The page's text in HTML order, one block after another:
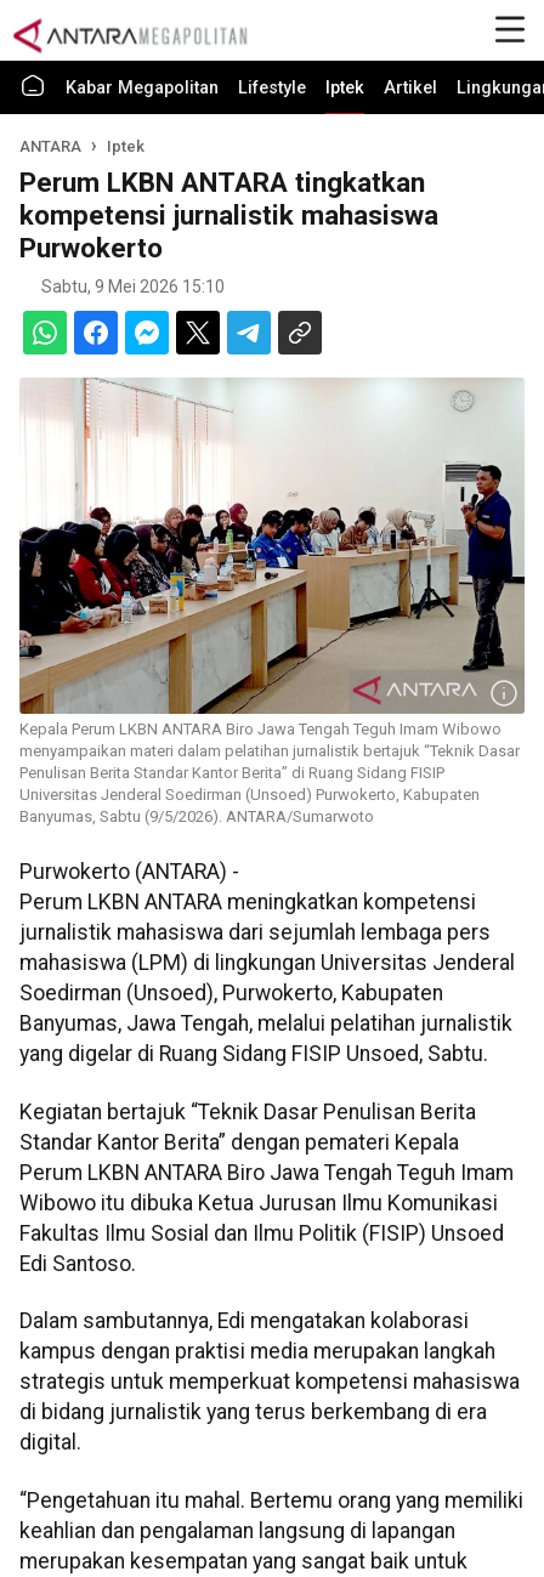
Kabar Megapolitan Lifestyle Iptek Artikel
ANTARA Iptek
Perum LKBN ANTARA tingkatkan
kompetensi jurnalistik mahasiswa
Purwokerto
Sabtu, 9 Mei 2026 15:10
Kepala Perum LKBN ANTARA Biro Jawa Tengah Teguh Imam Wibowo
menyampaikan materi dalam pelatihan jurnalistik bertajuk “Teknik Dasar
Penulisan Berita Standar Kantor Berita” di Ruang Sidang FISIP
Universitas Jenderal Soedirman (Unsoed) Purwokerto, Kabupaten
Banyumas, Sabtu (9/5/2026). ANTARA/Sumarwoto
Purwokerto (ANTARA) -
Perum LKBN ANTARA meningkatkan kompetensi
jurnalistik mahasiswa dari sejumlah lembaga pers
mahasiswa (LPM) di lingkungan Universitas Jenderal
Soedirman (Unsoed), Purwokerto, Kabupaten
Banyumas, Jawa Tengah, melalui pelatihan jurnalistik
yang digelar di Ruang Sidang FISIP Unsoed, Sabtu.
Kegiatan bertajuk “Teknik Dasar Penulisan Berita
Standar Kantor Berita” dengan pemateri Kepala
Perum LKBN ANTARA Biro Jawa Tengah Teguh Imam
Wibowo itu dibuka Ketua Jurusan Ilmu Komunikasi
Fakultas Ilmu Sosial dan Ilmu Politik (FISIP) Unsoed
Edi Santoso.
Dalam sambutannya, Edi mengatakan kolaborasi
kampus dengan praktisi media merupakan langkah
strategis untuk memperkuat kompetensi mahasiswa
di bidang jurnalistik yang terus berkembang di era
digital.
“Pengetahuan itu mahal. Bertemu orang yang memiliki
keahlian dan pengalaman langsung di lapangan
merupakan kesempatan yang sangat baik untuk